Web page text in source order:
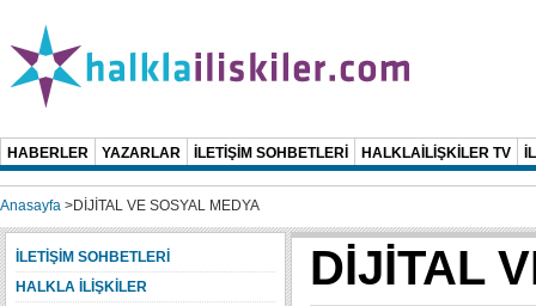
HABERLER YAZARLAR İLETİŞİM SOHBETLERİ HALKLAİLİŞKİLER TV
Anasayfa >DİJİTAL VE SOSYAL MEDYA
DİJİTAL
İLETİŞİM SOHBETLERİ
HALKLA İLİŞKİLER